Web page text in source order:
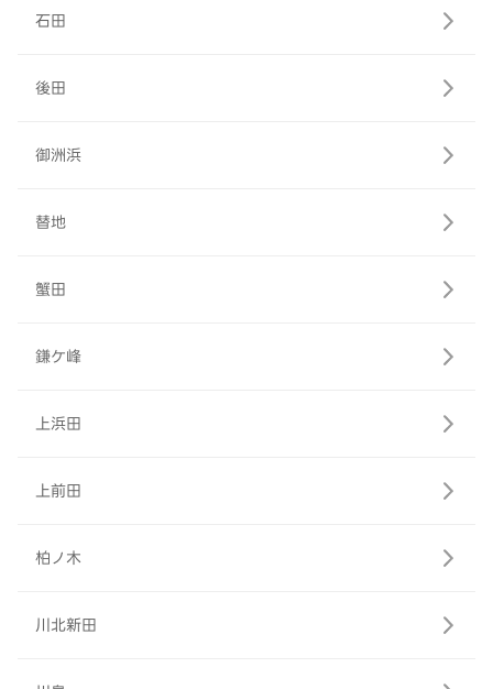
石田
後田
御洲浜
替地
蟹田
鎌ケ峰
上浜田
上前田
柏ノ木
川北新田